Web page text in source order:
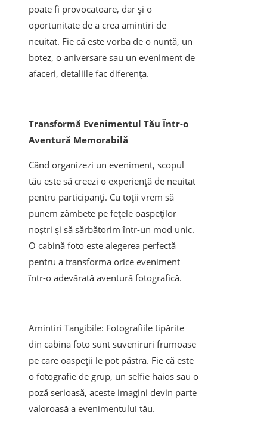
poate fi provocatoare, dar și o
oportunitate de a crea amintiri de
neuitat. Fie că este vorba de o nuntă, un
botez, o aniversare sau un eveniment de
afaceri, detaliile fac diferența.
Transformă Evenimentul Tău Într-o
Aventură Memorabilă
Când organizezi un eveniment, scopul
tău este să creezi o experiență de neuitat
pentru participanți. Cu toții vrem să
punem zâmbete pe fețele oaspeților
noștri și să sărbătorim într-un mod unic.
O cabină foto este alegerea perfectă
pentru a transforma orice eveniment
într-o adevărată aventură fotografică.
Amintiri Tangibile: Fotografiile tipărite
din cabina foto sunt suveniruri frumoase
pe care oaspeții le pot păstra. Fie că este
o fotografie de grup, un selfie haios sau o
poză serioasă, aceste imagini devin parte
valoroasă a evenimentului tău.